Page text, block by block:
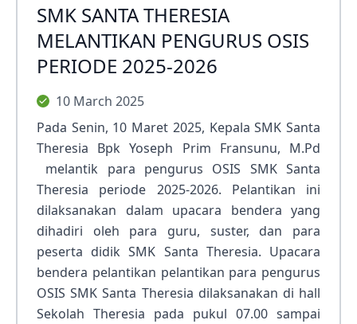
SMK SANTA THERESIA
MELANTIKAN PENGURUS OSIS
PERIODE 2025-2026
10 March 2025
Pada Senin, 10 Maret 2025, Kepala SMK Santa
Theresia Bpk Yoseph Prim Fransunu, M.Pd
melantik para pengurus OSIS SMK Santa
Theresia periode 2025-2026. Pelantikan ini
dilaksanakan dalam upacara bendera yang
dihadiri oleh para guru, suster, dan para
peserta didik SMK Santa Theresia. Upacara
bendera pelantikan pelantikan para pengurus
OSIS SMK Santa Theresia dilaksanakan di hall
Sekolah Theresia pada pukul 07.00 sampai